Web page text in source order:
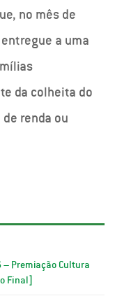
no mês de
a uma
da colheita do
renda ou
– Premiação Cultura
Final]